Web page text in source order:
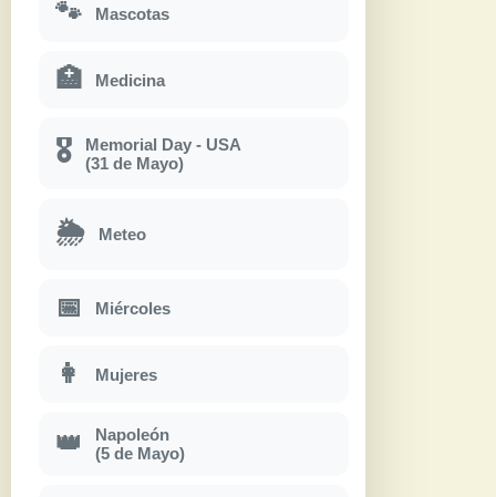
🐾 Mascotas
🏥 Medicina
🎖
Memorial Day - USA
(31 de Mayo)
🌦 Meteo
📅 Miércoles
👩 Mujeres
👑
Napoleón
(5 de Mayo)